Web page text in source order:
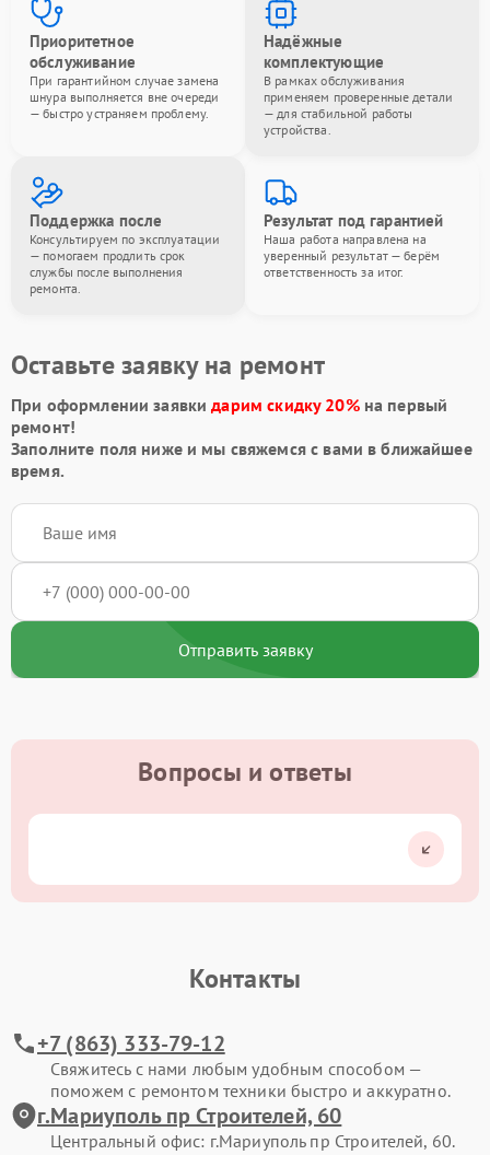
Приоритетное
обслуживание
При гарантийном случае замена
шнура выполняется вне очереди
— быстро устраняем проблему.
Надёжные
комплектующие
В рамках обслуживания
применяем проверенные детали
— для стабильной работы
устройства.
Поддержка после
Консультируем по эксплуатации
— помогаем продлить срок
службы после выполнения
ремонта.
Результат под гарантией
Наша работа направлена на
уверенный результат — берём
ответственность за итог.
Оставьте заявку на ремонт
При оформлении заявкидарим скидку 20%на первый
ремонт!
Заполните поля ниже и мы свяжемся с вами в ближайшее
время.
Отправить заявку
Вопросы и ответы
Контакты
+7 (863) 333-79-12
Свяжитесь с нами любым удобным способом —
поможем с ремонтом техники быстро и аккуратно.
г.Мариуполь пр Строителей, 60
Центральный офис: г.Мариуполь пр Строителей, 60.